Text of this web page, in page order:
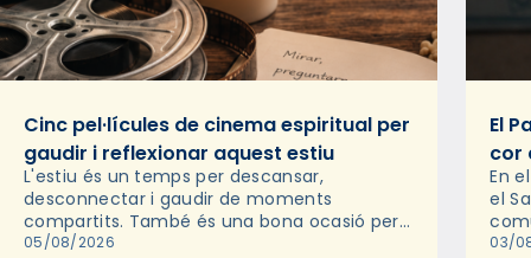
Cinc pel·lícules de cinema espiritual per
gaudir i reflexionar aquest estiu
L'estiu és un temps per descansar,
desconnectar i gaudir de moments
compartits. També és una bona ocasió per
deixar-se portar per una bona història i, a
05/08/2026
El
cor
En
el
de
03/